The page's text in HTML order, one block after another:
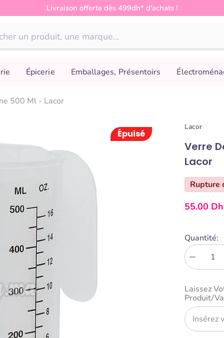
Livraison offerte dès 499dh* d'achats !
Épicerie Emballages, Présentoirs
500 Ml - Lacor
Épuisé
Lacor
Verre
Lacor
Rupture
55.00 Dh
Quantité:
Diminuer
la
pour
Verre
Doseur
en
500
Laissez
Produit/